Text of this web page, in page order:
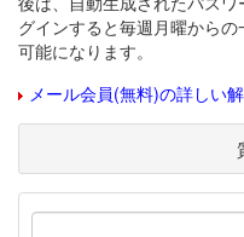
グインすると毎週月曜から
可能になります。
メール会員(無料)の詳しい